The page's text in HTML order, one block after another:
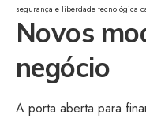
segurança e liberdade tecnológica
Novos
negócio
A porta aberta para